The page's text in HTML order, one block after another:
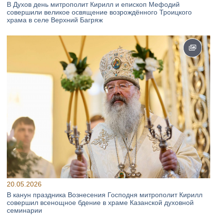
В Духов день митрополит Кирилл и епископ Мефодий
совершили великое освящение возрождённого Троицкого
храма в селе Верхний Багряж
20.05.2026
В канун праздника Вознесения Господня митрополит Кирилл
совершил всенощное бдение в храме Казанской духовной
семинарии